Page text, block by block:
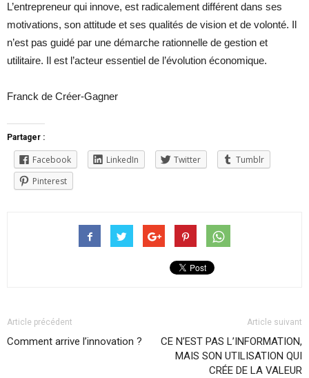
L’entrepreneur qui innove, est radicalement différent dans ses
motivations, son attitude et ses qualités de vision et de volonté. Il
n’est pas guidé par une démarche rationnelle de gestion et
utilitaire. Il est l’acteur essentiel de l’évolution économique.
Franck de Créer-Gagner
Partager :
Facebook LinkedIn Twitter
Tumblr
Pinterest
Article précédent
Comment arrive l’innovation ?
Article suivant
CE N’EST PAS L’INFORMATION,
MAIS SON UTILISATION QUI
CRÉE DE LA VALEUR